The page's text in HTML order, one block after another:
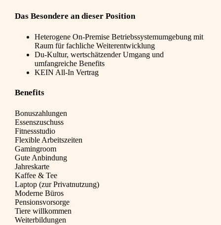
Das Besondere an dieser Position
Heterogene On-Premise Betriebssystemumgebung mit
Raum für fachliche Weiterentwicklung
Du-Kultur, wertschätzender Umgang und
umfangreiche Benefits
KEIN All-In Vertrag
Benefits
Bonuszahlungen
Essenszuschuss
Fitnessstudio
Flexible Arbeitszeiten
Gamingroom
Gute Anbindung
Jahreskarte
Kaffee & Tee
Laptop (zur Privatnutzung)
Moderne Büros
Pensionsvorsorge
Tiere willkommen
Weiterbildungen